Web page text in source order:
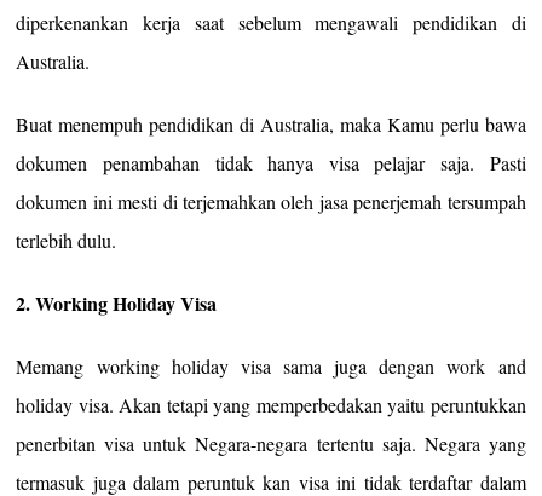
diperkenankan kerja saat sebelum mengawali pendidikan di
Australia.
Buat menempuh pendidikan di Australia, maka Kamu perlu bawa
dokumen penambahan tidak hanya visa pelajar saja. Pasti
dokumen ini mesti di terjemahkan oleh jasa penerjemah tersumpah
terlebih dulu.
2. Working Holiday Visa
Memang working holiday visa sama juga dengan work and
holiday visa. Akan tetapi yang memperbedakan yaitu peruntukkan
penerbitan visa untuk Negara-negara tertentu saja. Negara yang
termasuk juga dalam peruntuk kan visa ini tidak terdaftar dalam